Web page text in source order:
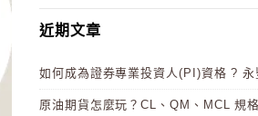
近期文章
如何成為證券專業投資人(PI)資格 ? 永
原油期貨怎麼玩？CL、QM、MCL 規